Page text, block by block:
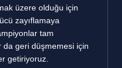
üzere olduğu için
zayıflamaya
tam
da geri düşmemesi için
getiriyoruz.